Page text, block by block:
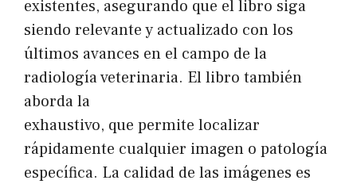
existentes, asegurando que el libro siga
siendo relevante y actualizado con los
últimos avances en el campo de la
radiología veterinaria. El libro también
aborda la
exhaustivo, que permite localizar
rápidamente cualquier imagen o patología
específica. La calidad de las imágenes es